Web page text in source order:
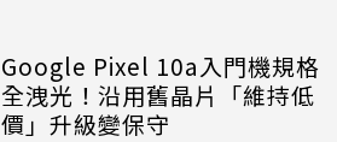
Google Pixel 10a入門機規格
全洩光！沿用舊晶片「維持低
價」升級變保守